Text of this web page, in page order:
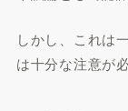
しかし、これは
は十分な注意が